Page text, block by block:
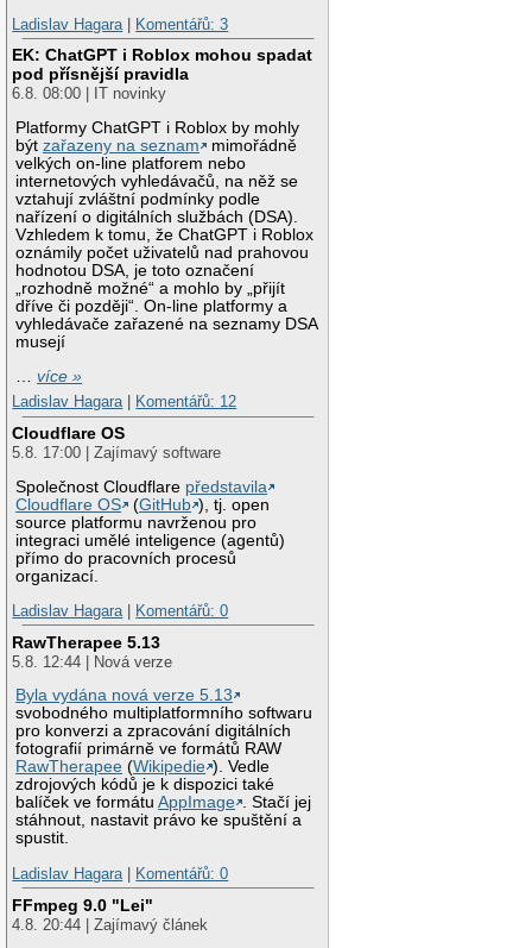
Ladislav Hagara
Komentářů: 3
EK: ChatGPT i Roblox mohou spadat
pod přísnější pravidla
6.8. 08:00 | IT novinky
Platformy ChatGPT i Roblox by mohly
býtzařazeny na seznam
mimořádně
velkých on-line platforem nebo
internetových vyhledávačů, na něž se
vztahují zvláštní podmínky podle
nařízení o digitálních službách (DSA).
Vzhledem k tomu, že ChatGPT i Roblox
oznámily počet uživatelů nad prahovou
hodnotou DSA, je toto označení
„rozhodně možné“ a mohlo by „přijít
dříve či později“. On-line platformy a
vyhledávače zařazené na seznamy DSA
musejí
…více »
Ladislav Hagara| Komentářů: 12
Cloudflare OS
5.8. 17:00 | Zajímavý software
Společnost Cloudflare představila
Cloudflare OS
(GitHub ), tj. open
source platformu navrženou pro
integraci umělé inteligence (agentů)
přímo do pracovních procesů
organizací.
Ladislav Hagara| Komentářů: 0
RawTherapee 5.13
5.8. 12:44 | Nová verze
Byla vydána nová verze 5.13
svobodného multiplatformního softwaru
pro konverzi a zpracování digitálních
fotografií primárně ve formátů RAW
RawTherapee (Wikipedie ). Vedle
zdrojových kódů je k dispozici také
balíček ve formátuAppImage . Stačí jej
stáhnout, nastavit právo ke spuštění a
spustit.
Ladislav Hagara| Komentářů: 0
FFmpeg 9.0 "Lei"
4.8. 20:44 | Zajímavý článek